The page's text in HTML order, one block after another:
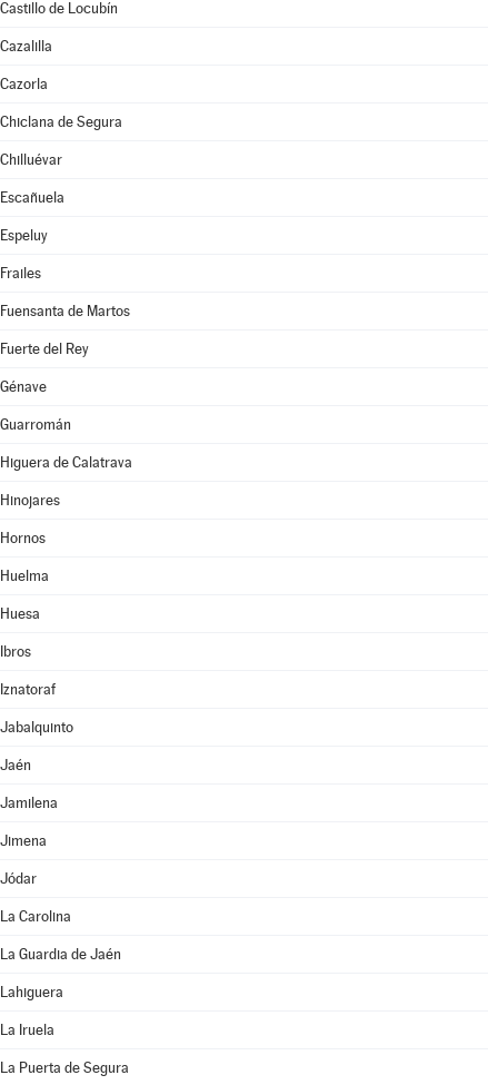
Castillo de Locubín
Cazalilla
Cazorla
Chiclana de Segura
Chilluévar
Escañuela
Espeluy
Frailes
Fuensanta de Martos
Fuerte del Rey
Génave
Guarromán
Higuera de Calatrava
Hinojares
Hornos
Huelma
Huesa
Ibros
Iznatoraf
Jabalquinto
Jaén
Jamilena
Jimena
Jódar
La Carolina
La Guardia de Jaén
Lahiguera
La Iruela
La Puerta de Segura